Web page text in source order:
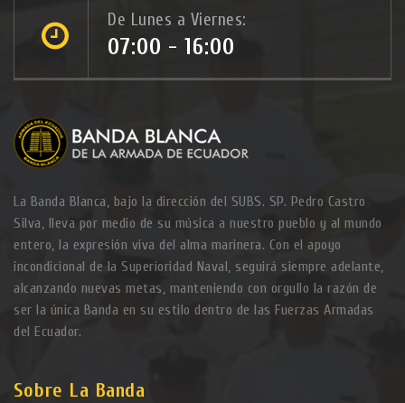
De Lunes a Viernes:
07:00 - 16:00
La Banda Blanca, bajo la dirección del SUBS. SP. Pedro Castro
Silva, lleva por medio de su música a nuestro pueblo y al mundo
entero, la expresión viva del alma marinera. Con el apoyo
incondicional de la Superioridad Naval, seguirá siempre adelante,
alcanzando nuevas metas, manteniendo con orgullo la razón de
ser la única Banda en su estilo dentro de las Fuerzas Armadas
del Ecuador.
Sobre La Banda